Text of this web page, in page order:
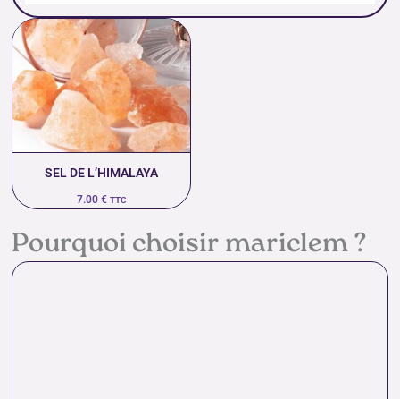
SEL DE L’HIMALAYA
7.00 € TTC
Pourquoi choisir mariclem ?